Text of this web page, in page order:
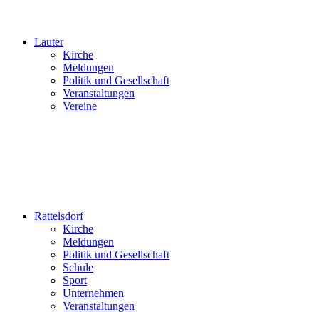
Lauter
Kirche
Meldungen
Politik und Gesellschaft
Veranstaltungen
Vereine
Rattelsdorf
Kirche
Meldungen
Politik und Gesellschaft
Schule
Sport
Unternehmen
Veranstaltungen